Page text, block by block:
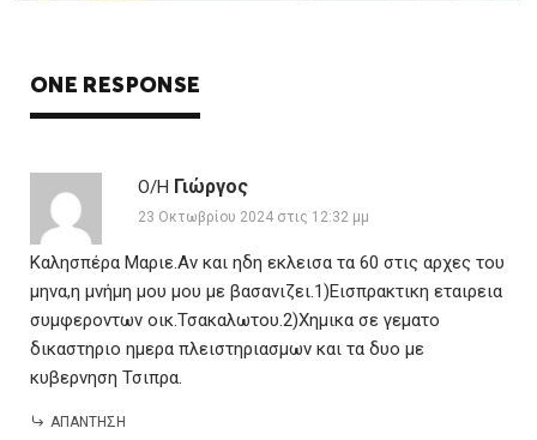
ONE RESPONSE
Ο/Η Γιώργος
23 Οκτωβρίου 2024 στις 12:32 μμ
Καλησπέρα Μαριε.Αν και ηδη εκλεισα τα 60 στις αρχες του
μηνα,η μνήμη μου μου με βασανιζει.1)Εισπρακτικη εταιρεια
συμφεροντων οικ.Τσακαλωτου.2)Χημικα σε γεματο
δικαστηριο ημερα πλειστηριασμων και τα δυο με
κυβερνηση Τσιπρα.
ΑΠΆΝΤΗΣΗ